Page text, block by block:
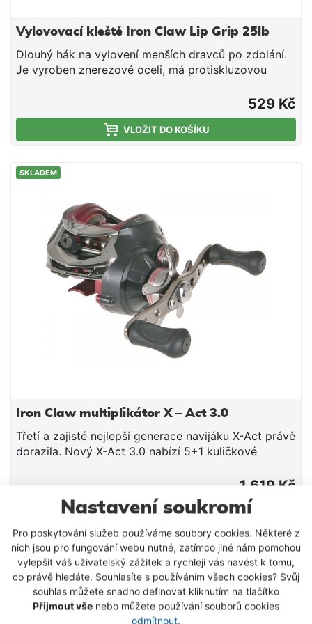
Nastavení soukromí
Pro poskytování služeb používáme soubory cookies. Některé z
nich jsou pro fungování webu nutné, zatímco jiné nám pomohou
vylepšit váš uživatelský zážitek a rychleji vás navést k tomu,
co právě hledáte. Souhlasíte s používáním všech cookies? Svůj
souhlas můžete snadno definovat kliknutím na tlačítko
Přijmout vše nebo můžete používání souborů cookies
odmítnout.
Vylovovací kleště Iron Claw Lip Grip 25lb
Dlouhý hák na vylovení menších dravců po zdolání.
Je vyroben znerezové oceli, má protiskluzovou
je dlouhý 27cm. Jemný nástroj kvylovování ryb s
integrovaným metrem. Max. váha vylovované ryby
529 Kč
VLOŽIT DO KOŠÍKU
SKLADEM
Iron Claw multiplikátor X – Act 3.0
Třetí a zajisté nejlepší generace navijáku X-Act právě
dorazila. Nový X-Act 3.0 nabízí 5+1 kuličkové
cívku a extrémně jemně nastavitelnou magnetickou
brzdu, která umožní nahazovat nástrahy již od váhy
3g.obj.číslováhakapacita cívkypřevod2732715215
g180 m / 0,26 mm6,3 : 1
1 619 Kč
VLOŽIT DO KOŠÍKU
SKLADEM